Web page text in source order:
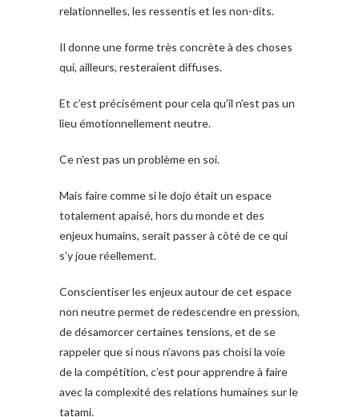
relationnelles, les ressentis et les non-dits.
Il donne une forme très concrète à des choses
qui, ailleurs, resteraient diffuses.
Et c’est précisément pour cela qu’il n’est pas un
lieu émotionnellement neutre.
Ce n’est pas un problème en soi.
Mais faire comme si le dojo était un espace
totalement apaisé, hors du monde et des
enjeux humains, serait passer à côté de ce qui
s’y joue réellement.
Conscientiser les enjeux autour de cet espace
non neutre permet de redescendre en pression,
de désamorcer certaines tensions, et de se
rappeler que si nous n’avons pas choisi la voie
de la compétition, c’est pour apprendre à faire
avec la complexité des relations humaines sur le
tatami.